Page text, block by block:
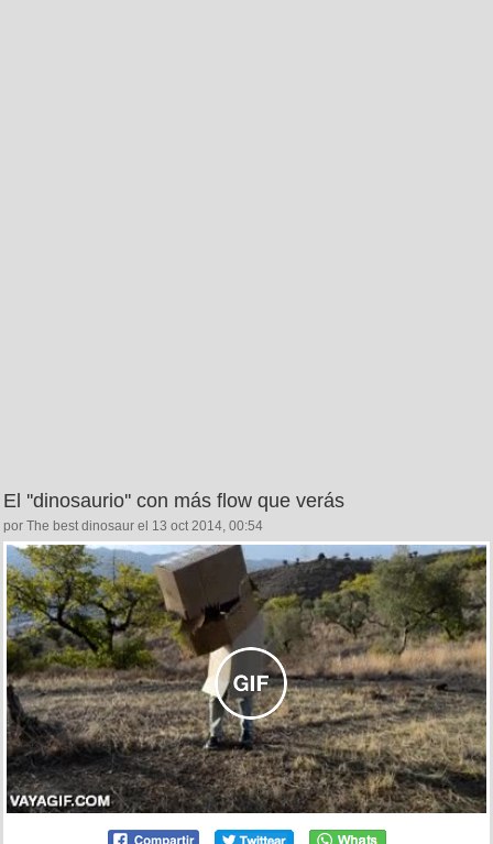
El ''dinosaurio'' con más flow que verás
por The best dinosaur el 13 oct 2014, 00:54